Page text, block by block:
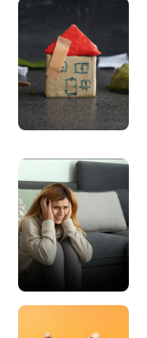
Pusti
Pusti